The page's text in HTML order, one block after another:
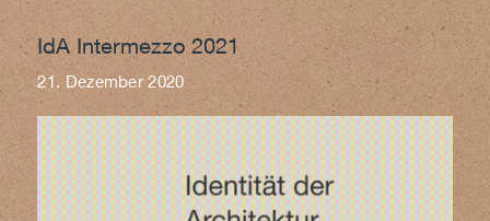
IdA Intermezzo 2021
21. Dezember 2020